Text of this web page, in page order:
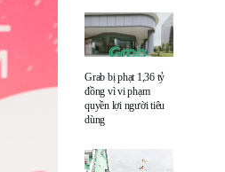
Grab bị phạt 1,36 tỷ
đồng vì vi phạm
quyền lợi người tiêu
dùng